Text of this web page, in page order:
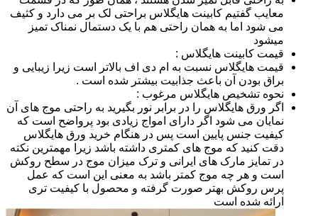
معایب گفتیم کابینت هایگلاس براحتی لک بر می دارد و کثیف
می شود اما به همان راحتی هم با یک دستمال نمناک تمیز
میشود
قیمت کابینت هایگلاس :
قیمت هایگلاس نسبت به ام دی اف بالاتر است زیرا زیبایی و
براق بودن آن باعث جذابیت بیشتر شده است .
نحوه تشخیص هایگلاس مرغوب :
اگر ورق هایگلاس را در برابر نور بگیرید به راحتی موج های آن
نمایان می شود اگر دارای امواج زیادی بود پرواضح است که
کیفیت جنس پایین است پس در هنگام خرید ورق هایگلاس
دقت کنید که موج های کمتری داشته باشد زیرا مهمترین نکته
در تمایز مارک های ایرانی و ترک میزان موج در سطح روکش
است و هر چه موج کمتر باشد به معنی این است که عمل
پرس روکش بهتر صورت گرفته و محصول با کیفیت تری
ارائه شده است